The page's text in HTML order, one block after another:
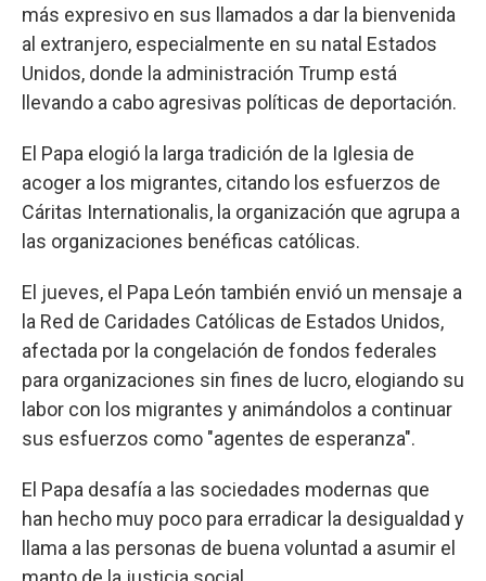
más expresivo en sus llamados a dar la bienvenida
al extranjero, especialmente en su natal Estados
Unidos, donde la administración Trump está
llevando a cabo agresivas políticas de deportación.
El Papa elogió la larga tradición de la Iglesia de
acoger a los migrantes, citando los esfuerzos de
Cáritas Internationalis, la organización que agrupa a
las organizaciones benéficas católicas.
El jueves, el Papa León también envió un mensaje a
la Red de Caridades Católicas de Estados Unidos,
afectada por la congelación de fondos federales
para organizaciones sin fines de lucro, elogiando su
labor con los migrantes y animándolos a continuar
sus esfuerzos como "agentes de esperanza".
El Papa desafía a las sociedades modernas que
han hecho muy poco para erradicar la desigualdad y
llama a las personas de buena voluntad a asumir el